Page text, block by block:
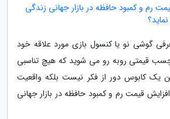
رم و کمبود حافظه در بازار جهانی زندگی
گوشی نو یا کنسول بازی مورد علاقه خود
قیمتی روبه رو می شوید که هیچ تناسبی
یک کابوس دور از فکر نیست بلکه واقعیت
قیمت رم و کمبود حافظه در بازار جهانی